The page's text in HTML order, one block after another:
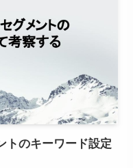
トのキーワード設定